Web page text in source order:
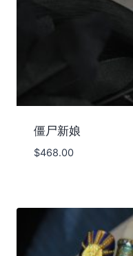
僵尸新娘
$468.00